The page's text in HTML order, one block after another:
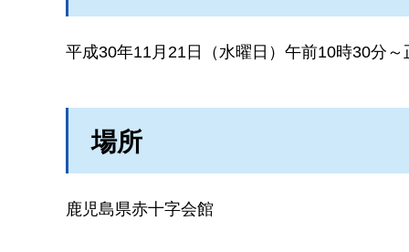
平成30年11月21日（水曜日）午前10時30分～
場所
鹿児島県赤十字会館